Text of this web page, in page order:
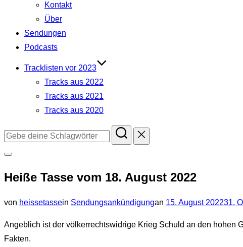
Kontakt
Über
Sendungen
Podcasts
Tracklisten vor 2023
Tracks aus 2022
Tracks aus 2021
Tracks aus 2020
Suchen
&
umschalten
Heiße Tasse vom 18. August 2022
von heissetassein Sendungsankündigungan Veröffentlicht
15. August 202231.
Angeblich ist der völkerrechtswidrige Krieg Schuld an den hohen
Fakten.